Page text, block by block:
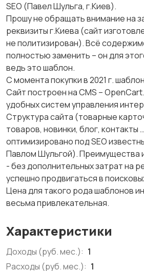
SEO (Павел Шульга, г.Киев).
Прошу не обращать внимание на
реквизиты г.Киева (сайт
не политизирован). Всё
полностью заменить – он для
ведь это шаблон.
С момента покупки в 2021 г.
Сайт построен на CMS –
удобных систем управления
Структура сайта (товарные
товаров, новинки, блог, контакты
оптимизировано под SEO
Павлом Шульгой). Преимущества
- без дополнительных затрат на
успешно продвигаться в
Цена для такого рода шаблонов
весьма привлекательная.
Характеристики
Доходы (руб. мес.): 1
Расходы (руб. мес.): 1